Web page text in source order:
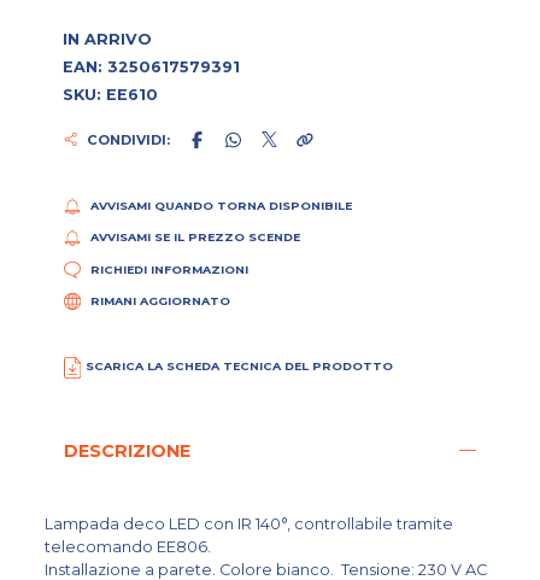
IN ARRIVO
EAN: 3250617579391
SKU: EE610
CONDIVIDI:
AVVISAMI QUANDO TORNA DISPONIBILE
AVVISAMI SE IL PREZZO SCENDE
RICHIEDI INFORMAZIONI
RIMANI AGGIORNATO
SCARICA LA SCHEDA TECNICA DEL PRODOTTO
DESCRIZIONE
Lampada deco LED con IR 140°, controllabile tramite
telecomando EE806.
Installazione a parete. Colore bianco. Tensione: 230 V AC